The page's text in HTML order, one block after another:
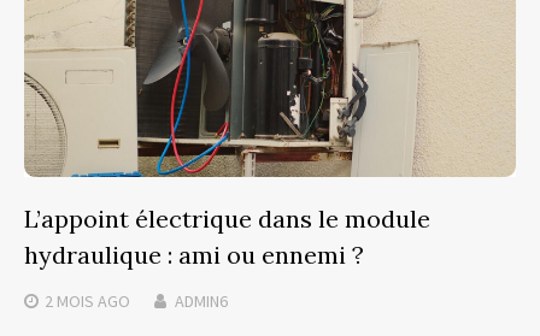
L’appoint électrique dans le module
hydraulique : ami ou ennemi ?
2 MOIS AGO ADMIN6